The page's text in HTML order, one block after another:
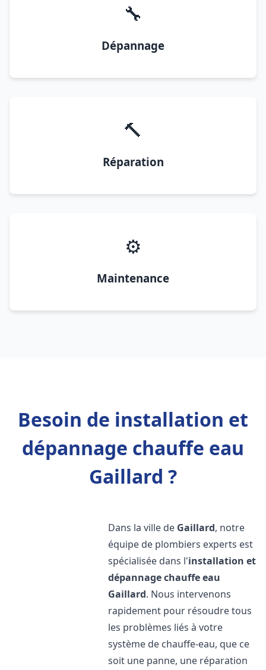
🔧
Dépannage
🔨
Réparation
⚙️
Maintenance
Besoin de installation et
dépannage chauffe eau
Gaillard ?
Dans la ville de Gaillard, notre
équipe de plombiers experts est
spécialisée dans l'installation et
dépannage chauffe eau
Gaillard. Nous intervenons
rapidement pour résoudre tous
les problèmes liés à votre
système de chauffe-eau, que ce
soit une panne, une réparation